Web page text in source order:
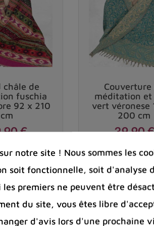
châle de
fuschia
92 x 210
cm
€
shopping_cart  favorite_border
Couverture
méditation et
vert véronese
200 cm
Prix
39,90 €
shopping_cart
-40%
notre site ! Nous sommes les
soit fonctionnelle, soit d'analyse
les premiers ne peuvent être
du site, vous êtes libre
d'avis lors d'une prochaine